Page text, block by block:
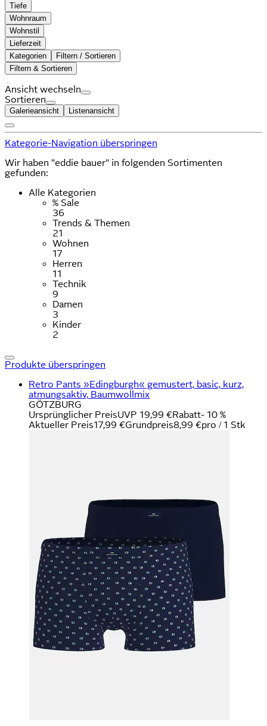
Tiefe
Wohnraum
Wohnstil
Lieferzeit
Kategorien
Filtern / Sortieren
Filtern & Sortieren
Ansicht wechseln
Sortieren
Galerieansicht Listenansicht
Kategorie-Navigation überspringen
Wir haben "eddie bauer" in folgenden Sortimenten
gefunden:
Alle Kategorien
% Sale
36
Trends & Themen
21
Wohnen
17
Herren
11
Technik
9
Damen
3
Kinder
2
Produkte überspringen
Retro Pants »Edingburgh« gemustert, basic, kurz,
atmungsaktiv, Baumwollmix
GÖTZBURG
Ursprünglicher PreisUVP 19,99 €Rabatt- 10 %
Aktueller Preis17,99 €Grundpreis8,99 €pro / 1 Stk